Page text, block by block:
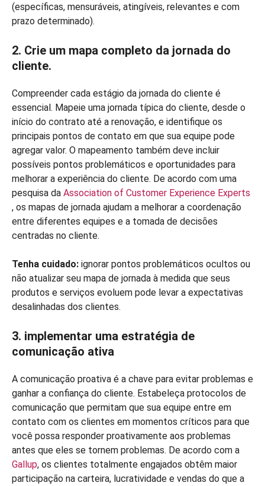
(específicas, mensuráveis, atingíveis, relevantes e com
prazo determinado).
2. Crie um mapa completo da jornada do
cliente.
Compreender cada estágio da jornada do cliente é
essencial. Mapeie uma jornada típica do cliente, desde o
início do contrato até a renovação, e identifique os
principais pontos de contato em que sua equipe pode
agregar valor. O mapeamento também deve incluir
possíveis pontos problemáticos e oportunidades para
melhorar a experiência do cliente. De acordo com uma
pesquisa da Association of Customer Experience Experts
, os mapas de jornada ajudam a melhorar a coordenação
entre diferentes equipes e a tomada de decisões
centradas no cliente.
Tenha cuidado: ignorar pontos problemáticos ocultos ou
não atualizar seu mapa de jornada à medida que seus
produtos e serviços evoluem pode levar a expectativas
desalinhadas dos clientes.
3. implementar uma estratégia de
comunicação ativa
A comunicação proativa é a chave para evitar problemas e
ganhar a confiança do cliente. Estabeleça protocolos de
comunicação que permitam que sua equipe entre em
contato com os clientes em momentos críticos para que
você possa responder proativamente aos problemas
antes que eles se tornem problemas. De acordo com a
Gallup, os clientes totalmente engajados obtêm maior
participação na carteira, lucratividade e vendas do que a